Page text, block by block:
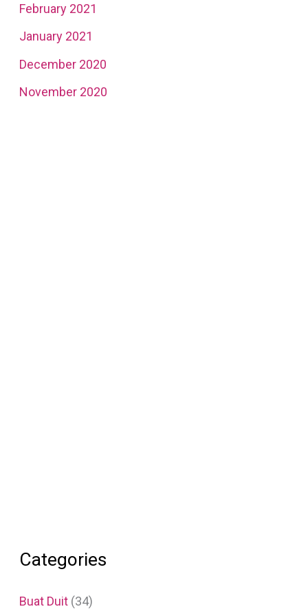
February 2021
January 2021
December 2020
November 2020
Categories
Buat Duit(34)